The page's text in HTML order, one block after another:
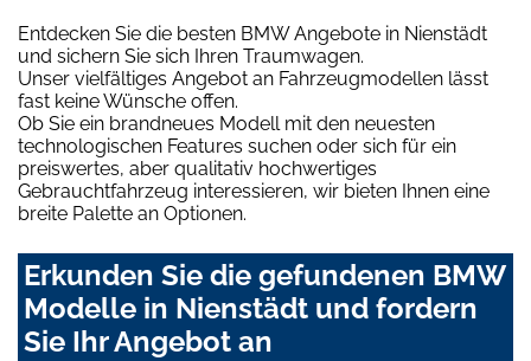
Entdecken Sie die besten BMW Angebote in Nienstädt
und sichern Sie sich Ihren Traumwagen.
Unser vielfältiges Angebot an Fahrzeugmodellen lässt
fast keine Wünsche offen.
Ob Sie ein brandneues Modell mit den neuesten
technologischen Features suchen oder sich für ein
preiswertes, aber qualitativ hochwertiges
Gebrauchtfahrzeug interessieren, wir bieten Ihnen eine
breite Palette an Optionen.
Erkunden Sie die gefundenen BMW
Modelle in Nienstädt und fordern
Sie Ihr Angebot an